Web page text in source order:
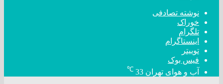
نوشته تصادفی
خوراک
تلگرام
اینستاگرام
توییتر
فیس بوک
آب و هوای تهران 33
℃